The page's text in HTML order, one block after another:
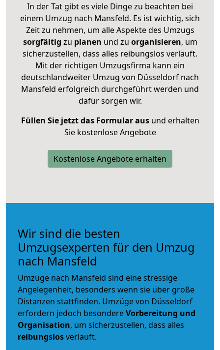
In der Tat gibt es viele Dinge zu beachten bei
einem Umzug nach Mansfeld. Es ist wichtig, sich
Zeit zu nehmen, um alle Aspekte des Umzugs
sorgfältig zu planen und zu organisieren, um
sicherzustellen, dass alles reibungslos verläuft.
Mit der richtigen Umzugsfirma kann ein
deutschlandweiter Umzug von Düsseldorf nach
Mansfeld erfolgreich durchgeführt werden und
dafür sorgen wir.
Füllen Sie jetzt das Formular ausund erhalten
Sie kostenlose Angebote
Kostenlose Angebote erhalten
Wir sind die besten
Umzugsexperten für den Umzug
nach Mansfeld
Umzüge nach Mansfeld sind eine stressige
Angelegenheit, besonders wenn sie über große
Distanzen stattfinden. Umzüge von Düsseldorf
erfordern jedoch besondereVorbereitung und
Organisation, um sicherzustellen, dass alles
reibungslosverläuft.